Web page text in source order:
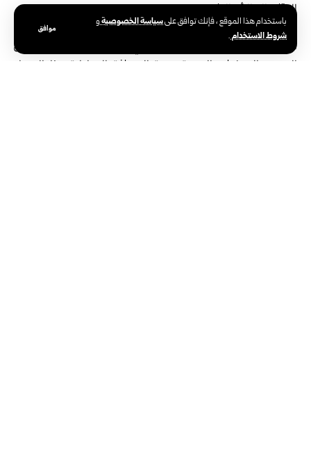
باستخدام هذا الموقع ، فإنك توافق علىسياسة الخصوصيةو
شروط الاستخدام.
موافق
الوقائع إلى الرأي العام.
وشدد الاتحاد على أن هذه الاعتداءات لن تثني الإعلاميين السوريين عن
أداء رسالتهم المهنية، داعياً الاتحاد الدولي للصحفيين، واتحاد الصحفيين
العرب، والمنظمات المعنية بحرية الصحافة إلى إدانة هذا الاعتداء